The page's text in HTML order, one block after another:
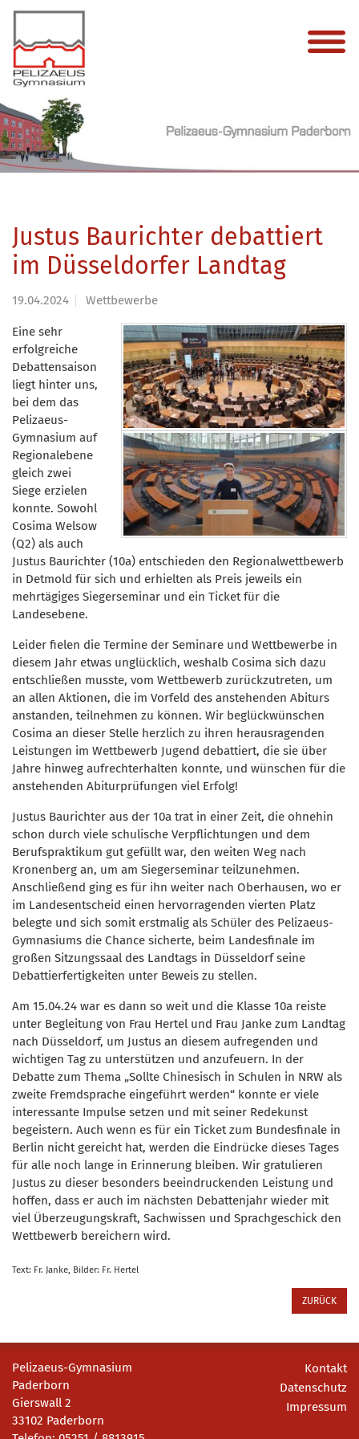
Justus Baurichter debattiert
im Düsseldorfer Landtag
19.04.2024 Wettbewerbe
Eine sehr
erfolgreiche
Debattensaison
liegt hinter uns,
bei dem das
Pelizaeus-
Gymnasium auf
Regionalebene
gleich zwei
Siege erzielen
konnte. Sowohl
Cosima Welsow
(Q2) als auch
Justus Baurichter (10a) entschieden den Regionalwettbewerb
in Detmold für sich und erhielten als Preis jeweils ein
mehrtägiges Siegerseminar und ein Ticket für die
Landesebene.
Leider fielen die Termine der Seminare und Wettbewerbe in
diesem Jahr etwas unglücklich, weshalb Cosima sich dazu
entschließen musste, vom Wettbewerb zurückzutreten, um
an allen Aktionen, die im Vorfeld des anstehenden Abiturs
anstanden, teilnehmen zu können. Wir beglückwünschen
Cosima an dieser Stelle herzlich zu ihren herausragenden
Leistungen im Wettbewerb Jugend debattiert, die sie über
Jahre hinweg aufrechterhalten konnte, und wünschen für die
anstehenden Abiturprüfungen viel Erfolg!
Justus Baurichter aus der 10a trat in einer Zeit, die ohnehin
schon durch viele schulische Verpflichtungen und dem
Berufspraktikum gut gefüllt war, den weiten Weg nach
Kronenberg an, um am Siegerseminar teilzunehmen.
Anschließend ging es für ihn weiter nach Oberhausen, wo er
im Landesentscheid einen hervorragenden vierten Platz
belegte und sich somit erstmalig als Schüler des Pelizaeus-
Gymnasiums die Chance sicherte, beim Landesfinale im
großen Sitzungssaal des Landtags in Düsseldorf seine
Debattierfertigkeiten unter Beweis zu stellen.
Am 15.04.24 war es dann so weit und die Klasse 10a reiste
unter Begleitung von Frau Hertel und Frau Janke zum Landtag
nach Düsseldorf, um Justus an diesem aufregenden und
wichtigen Tag zu unterstützen und anzufeuern. In der
Debatte zum Thema „Sollte Chinesisch in Schulen in NRW als
zweite Fremdsprache eingeführt werden“ konnte er viele
interessante Impulse setzen und mit seiner Redekunst
begeistern. Auch wenn es für ein Ticket zum Bundesfinale in
Berlin nicht gereicht hat, werden die Eindrücke dieses Tages
für alle noch lange in Erinnerung bleiben. Wir gratulieren
Justus zu dieser besonders beeindruckenden Leistung und
hoffen, dass er auch im nächsten Debattenjahr wieder mit
viel Überzeugungskraft, Sachwissen und Sprachgeschick den
Wettbewerb bereichern wird.
Text: Fr. Janke, Bilder: Fr. Hertel
ZURÜCK
Pelizaeus-Gymnasium
Paderborn
Gierswall 2
33102 Paderborn
Kontakt
Datenschutz
Impressum